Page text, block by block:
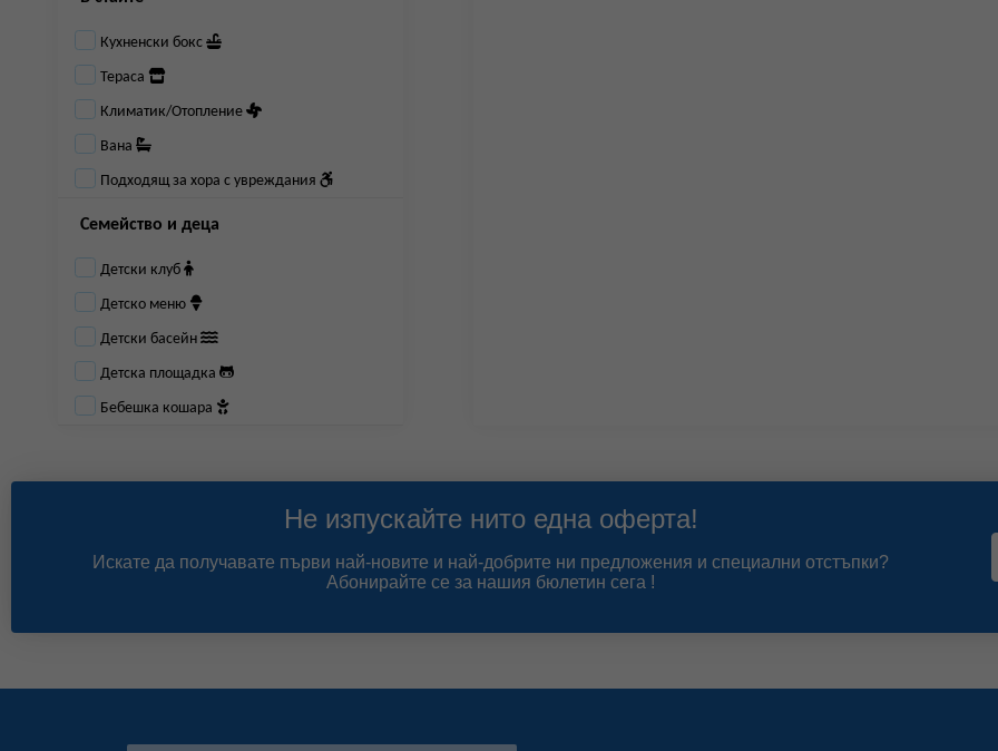
Кухненски бокс
Тераса
Климатик/Отопление
Вана
Подходящ за хора с увреждания
Семейство и деца
Детски клуб
Детско меню
Детски басейн
Детска площадка
Бебешка кошара
Не изпускайте нито една оферта!
Искате да получавате първи най-новите и най-добрите ни предложения и специални отстъпки?
Абонирайте се за нашия бюлетин сега !